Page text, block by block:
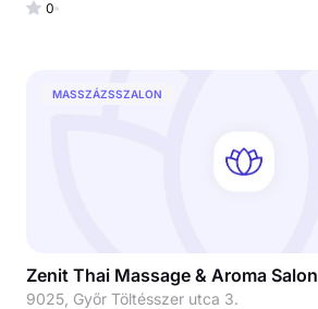
0
MASSZÁZSSZALON
Zenit Thai Massage & Aroma Salon
9025, Győr Töltésszer utca 3.